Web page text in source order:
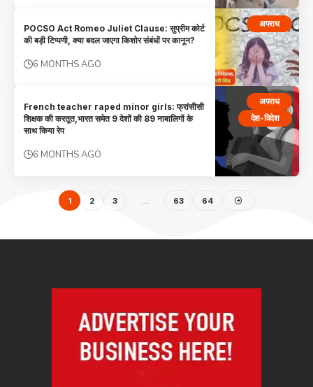
अपराध
POCSO Act Romeo Juliet Clause: सुप्रीम कोर्ट
की बड़ी टिप्पणी, क्या बदल जाएगा किशोर संबंधों पर कानून?
6 MONTHS AGO
अपराध
देश-विदेश
French teacher raped minor girls: फ्रांसीसी
शिक्षक की करतूत,भारत समेत 9 देशों की 89 नाबालिगों के
साथ किया रेप
6 MONTHS AGO
1 2 3 63 64